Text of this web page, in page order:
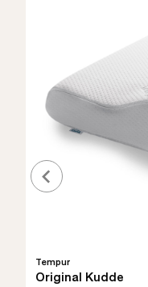
Tempur
Original Kudde